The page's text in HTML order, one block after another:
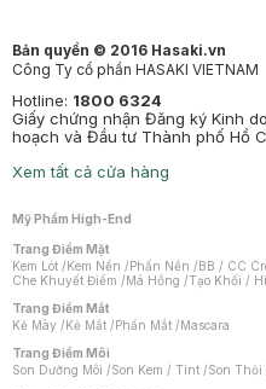
Bản quyền © 2016 Hasaki.vn
Công Ty cổ phần HASAKI VIETNAM
Hotline: 1800 6324
Giấy chứng nhận Đăng ký Kinh
hoạch và Đầu tư Thành phố Hồ
Xem tất cả cửa hàng
Mỹ Phẩm High-End
Trang Điểm Mặt
Kem Lót /Kem Nền /Phấn Nền /BB / CC
Che Khuyết Điểm /Má Hồng /Tạo Khối /
Trang Điểm Mắt
Kẻ Mày /Kẻ Mắt /Phấn Mắt /Mascara
Trang Điểm Môi
Son Dưỡng Môi /Son Kem / Tint /Son Thỏi